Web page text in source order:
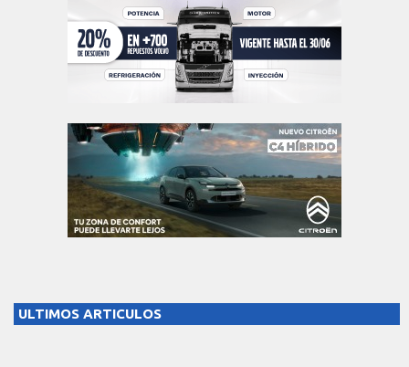
ULTIMOS ARTICULOS